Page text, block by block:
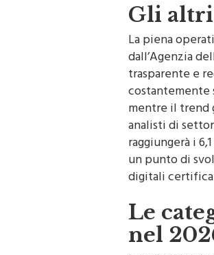
Gli
La piena
dall’Agenzia
trasparente e
mentre il trend
analisti di
raggiungerà i
un punto di
digitali
Le
nel